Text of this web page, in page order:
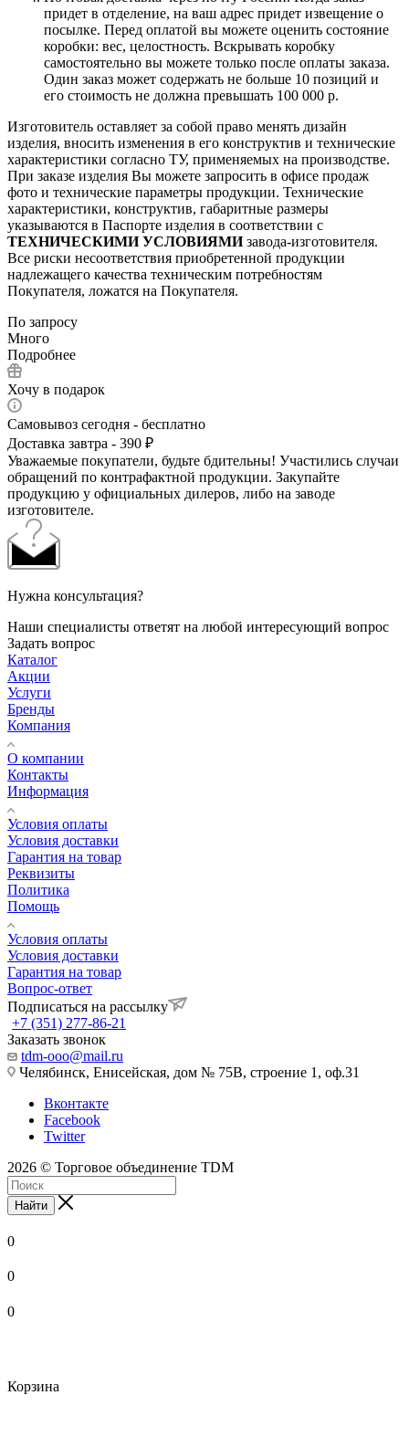
придет в отделение, на ваш адрес придет извещение о
посылке. Перед оплатой вы можете оценить состояние
коробки: вес, целостность. Вскрывать коробку
самостоятельно вы можете только после оплаты заказа.
Один заказ может содержать не больше 10 позиций и
его стоимость не должна превышать 100 000 р.
Изготовитель оставляет за собой право менять дизайн
изделия, вносить изменения в его конструктив и технические
характеристики согласно ТУ, применяемых на производстве.
При заказе изделия Вы можете запросить в офисе продаж
фото и технические параметры продукции. Технические
характеристики, конструктив, габаритные размеры
указываются в Паспорте изделия в соответствии с
ТЕХНИЧЕСКИМИ УСЛОВИЯМИзавода-изготовителя.
Все риски несоответствия приобретенной продукции
надлежащего качества техническим потребностям
Покупателя, ложатся на Покупателя.
По запросу
Много
Подробнее
Хочу в подарок
Самовывоз сегодня - бесплатно
Доставка завтра - 390 ₽
Уважаемые покупатели, будьте бдительны! Участились случаи
обращений по контрафактной продукции. Закупайте
продукцию у официальных дилеров, либо на заводе
изготовителе.
Нужна консультация?
Наши специалисты ответят на любой интересующий вопрос
Задать вопрос
Каталог
Акции
Услуги
Бренды
Компания
О компании
Контакты
Информация
Условия оплаты
Условия доставки
Гарантия на товар
Реквизиты
Политика
Помощь
Условия оплаты
Условия доставки
Гарантия на товар
Вопрос-ответ
Подписаться на рассылку
+7 (351) 277-86-21
Заказать звонок
tdm-ooo@mail.ru
Челябинск, Енисейская, дом № 75В, строение 1, оф.31
Вконтакте
Facebook
Twitter
2026 © Торговое объединение TDM
Найти
0
0
0
Корзина